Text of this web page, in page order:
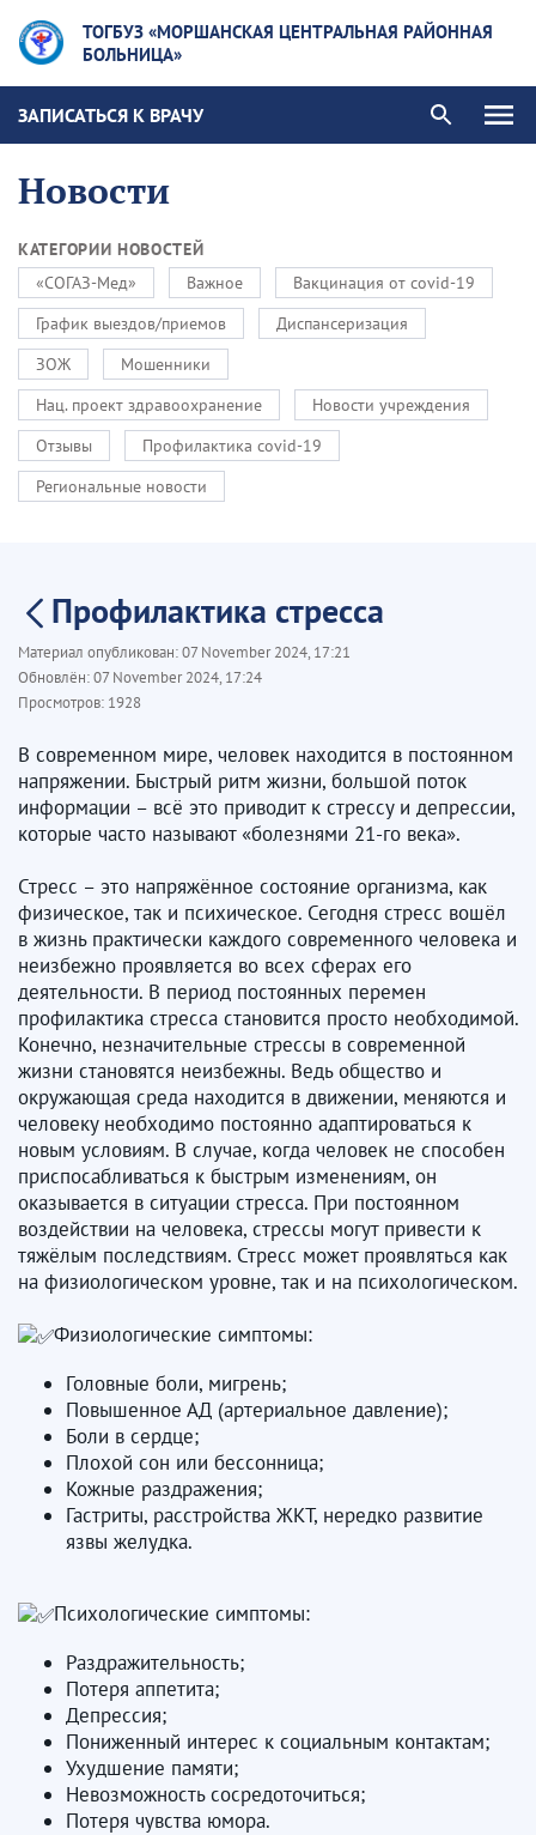
ТОГБУЗ «МОРШАНСКАЯ ЦЕНТРАЛЬНАЯ РАЙОННАЯ
БОЛЬНИЦА»
ЗАПИСАТЬСЯ К ВРАЧУ
Новости
КАТЕГОРИИ НОВОСТЕЙ
«СОГАЗ-Мед»
Важное
Вакцинация от covid-19
График выездов/приемов
Диспансеризация
ЗОЖ
Мошенники
Нац. проект здравоохранение
Новости учреждения
Отзывы
Профилактика covid-19
Региональные новости
​​​​​​​Профилактика стресса
Материал опубликован:07 November 2024, 17:21
Обновлён:07 November 2024, 17:24
Просмотров: 1928
В современном мире, человек находится в постоянном
напряжении. Быстрый ритм жизни, большой поток
информации – всё это приводит к стрессу и депрессии,
которые часто называют «болезнями 21-го века».
Стресс – это напряжённое состояние организма, как
физическое, так и психическое. Сегодня стресс вошёл
в жизнь практически каждого современного человека и
неизбежно проявляется во всех сферах его
деятельности. В период постоянных перемен
профилактика стресса становится просто необходимой.
Конечно, незначительные стрессы в современной
жизни становятся неизбежны. Ведь общество и
окружающая среда находится в движении, меняются и
человеку необходимо постоянно адаптироваться к
новым условиям. В случае, когда человек не способен
приспосабливаться к быстрым изменениям, он
оказывается в ситуации стресса. При постоянном
воздействии на человека, стрессы могут привести к
тяжёлым последствиям. Стресс может проявляться как
на физиологическом уровне, так и на психологическом.
Физиологические симптомы:
Головные боли, мигрень;
Повышенное АД (артериальное давление);
Боли в сердце;
Плохой сон или бессонница;
Кожные раздражения;
Гастриты, расстройства ЖКТ, нередко развитие
язвы желудка.
Психологические симптомы:
Раздражительность;
Потеря аппетита;
Депрессия;
Пониженный интерес к социальным контактам;
Ухудшение памяти;
Невозможность сосредоточиться;
Потеря чувства юмора.